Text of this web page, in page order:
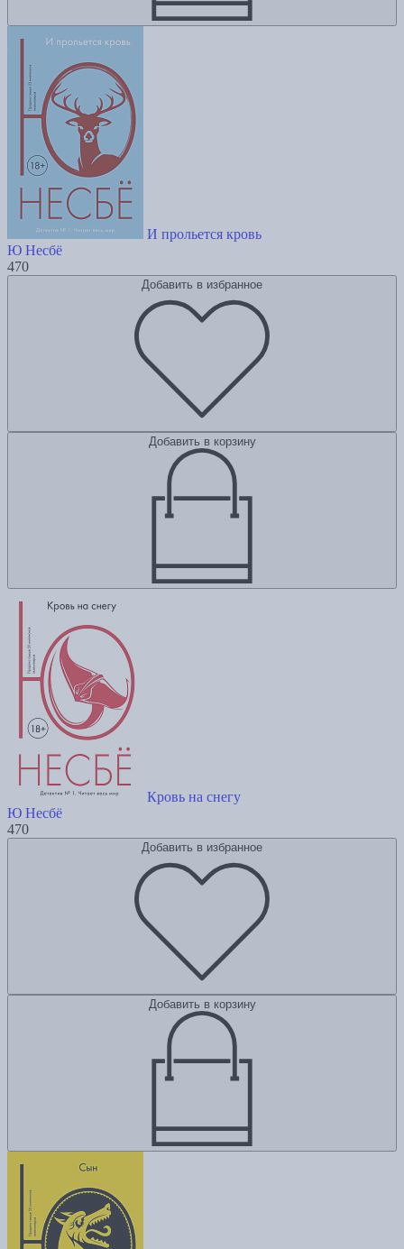
И прольется кровь
Ю Несбё
470
Добавить в избранное
Добавить в корзину
Кровь на снегу
Ю Несбё
470
Добавить в избранное
Добавить в корзину